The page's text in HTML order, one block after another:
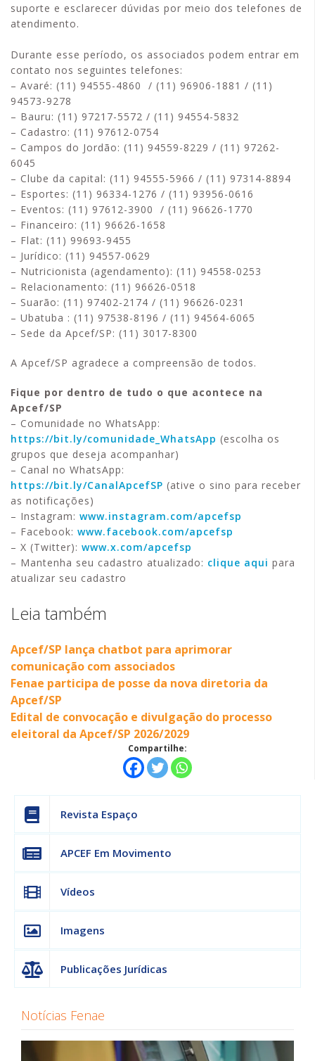
suporte e esclarecer dúvidas por meio dos telefones de
atendimento.
Durante esse período, os associados podem entrar em
contato nos seguintes telefones:
– Avaré: (11) 94555-4860 / (11) 96906-1881 / (11)
94573-9278
– Bauru: (11) 97217-5572 / (11) 94554-5832
– Cadastro: (11) 97612-0754
– Campos do Jordão: (11) 94559-8229 / (11) 97262-
6045
– Clube da capital: (11) 94555-5966 / (11) 97314-8894
– Esportes: (11) 96334-1276 / (11) 93956-0616
– Eventos: (11) 97612-3900 / (11) 96626-1770
– Financeiro: (11) 96626-1658
– Flat: (11) 99693-9455
– Jurídico: (11) 94557-0629
– Nutricionista (agendamento): (11) 94558-0253
– Relacionamento: (11) 96626-0518
– Suarão: (11) 97402-2174 / (11) 96626-0231
– Ubatuba : (11) 97538-8196 / (11) 94564-6065
– Sede da Apcef/SP: (11) 3017-8300
A Apcef/SP agradece a compreensão de todos.
Fique por dentro de tudo o que acontece na
Apcef/SP
– Comunidade no WhatsApp:
https://bit.ly/comunidade_WhatsApp (escolha os
grupos que deseja acompanhar)
– Canal no WhatsApp:
https://bit.ly/CanalApcefSP (ative o sino para receber
as notificações)
– Instagram: www.instagram.com/apcefsp
– Facebook: www.facebook.com/apcefsp
– X (Twitter): www.x.com/apcefsp
– Mantenha seu cadastro atualizado: clique aqui para
atualizar seu cadastro
Leia também
Apcef/SP lança chatbot para aprimorar
comunicação com associados
Fenae participa de posse da nova diretoria da
Apcef/SP
Edital de convocação e divulgação do processo
eleitoral da Apcef/SP 2026/2029
Compartilhe:
Revista Espaço
APCEF Em Movimento
Vídeos
Imagens
Publicações Jurídicas
Notícias Fenae